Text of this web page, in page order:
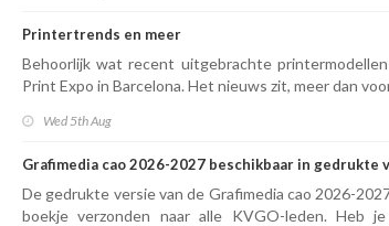
Printertrends en meer
Behoorlijk wat recent uitgebrachte
Print Expo in Barcelona. Het nieuws zit, meer dan
Wed 5th Aug
Grafimedia cao 2026-2027 beschikbaar in gedrukte
De gedrukte versie van de Grafimedia cao 2026-
boekje verzonden naar alle KVGO-leden. Heb